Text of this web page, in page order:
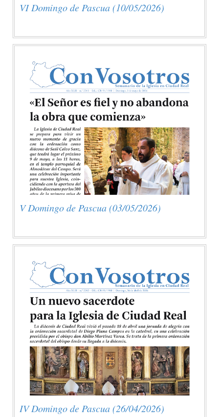
VI Domingo de Pascua (10/05/2026)
V Domingo de Pascua (03/05/2026)
IV Domingo de Pascua (26/04/2026)